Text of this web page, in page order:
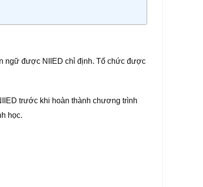
ngữ được NIIED chỉ định. Tổ chức được
trước khi hoàn thành chương trình
học.